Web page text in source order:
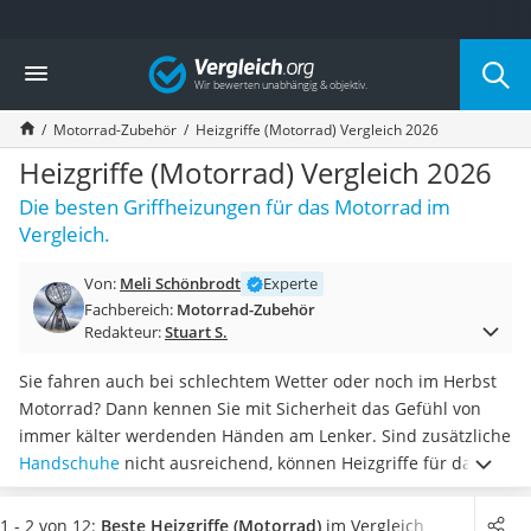
Die beliebtesten Vergleiche nach Kategorie
Auto & Motor
Fahrradträger-Anhängerkupplung (4 Fahrräder)
Fahrradträger
Fahrradträger (Anhängerkupplung)
Fahrradträger 3 Fahrräder
Benzinkanister (20 l)
Dashcam
Benzinkanister
Marderschreck
AGM-Batterie Wohnmobil
Thule-Fahrradträger
FM-Transmitter
Sommerreifen 205/55 R16
Autobatterie-Ladegerät
Starthilfe mit Kompressor
Vergleich
Motorrad-Zubehör Heizgriffe (Motorrad) Vergleich 2026
Heizgriffe (Motorrad) Vergleich 2026
Die besten Griffheizungen für das Motorrad im
Vergleich.
Von: Meli Schönbrodt
Experte
Fachbereich: Motorrad-Zubehör
Redakteur:Stuart S.
Sie fahren auch bei schlechtem Wetter oder noch im Herbst
Motorrad? Dann kennen Sie mit Sicherheit das Gefühl von
immer kälter werdenden Händen am Lenker. Sind zusätzliche
Handschuhe nicht ausreichend, können Heizgriffe für das
Motorrad Abhilfe schaffen. Laut verschiedenen Online-Tests
halten diese Ihre Hände effektiv warm, sodass Sie stets beste
1 - 2 von 12: Beste Heizgriffe (Motorrad) im Vergleich